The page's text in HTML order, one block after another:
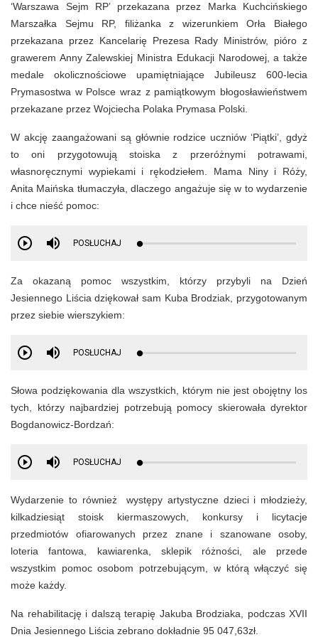
‘Warszawa Sejm RP’ przekazana przez Marka Kuchcińskiego
Marszałka Sejmu RP, filiżanka z wizerunkiem Orła Białego
przekazana przez Kancelarię Prezesa Rady Ministrów, pióro z
grawerem Anny Zalewskiej Ministra Edukacji Narodowej, a także
medale okolicznościowe upamiętniające Jubileusz 600-lecia
Prymasostwa w Polsce wraz z pamiątkowym błogosławieństwem
przekazane przez Wojciecha Polaka Prymasa Polski.
W akcję zaangażowani są głównie rodzice uczniów ‘Piątki’, gdyż
to oni przygotowują stoiska z przeróżnymi potrawami,
własnoręcznymi wypiekami i rękodziełem. Mama Niny i Róży,
Anita Maińska tłumaczyła, dlaczego angażuje się w to wydarzenie
i chce nieść pomoc:
POSŁUCHAJ
Za okazaną pomoc wszystkim, którzy przybyli na Dzień
Jesiennego Liścia dziękował sam Kuba Brodziak, przygotowanym
przez siebie wierszykiem:
POSŁUCHAJ
Słowa podziękowania dla wszystkich, którym nie jest obojętny los
tych, którzy najbardziej potrzebują pomocy skierowała dyrektor
Bogdanowicz-Bordzań:
POSŁUCHAJ
Wydarzenie to również występy artystyczne dzieci i młodzieży,
kilkadziesiąt stoisk kiermaszowych, konkursy i licytacje
przedmiotów ofiarowanych przez znane i szanowane osoby,
loteria fantowa, kawiarenka, sklepik różności, ale przede
wszystkim pomoc osobom potrzebującym, w którą włączyć się
może każdy.
Na rehabilitację i dalszą terapię Jakuba Brodziaka, podczas XVII
Dnia Jesiennego Liścia zebrano dokładnie 95 047,63zł.